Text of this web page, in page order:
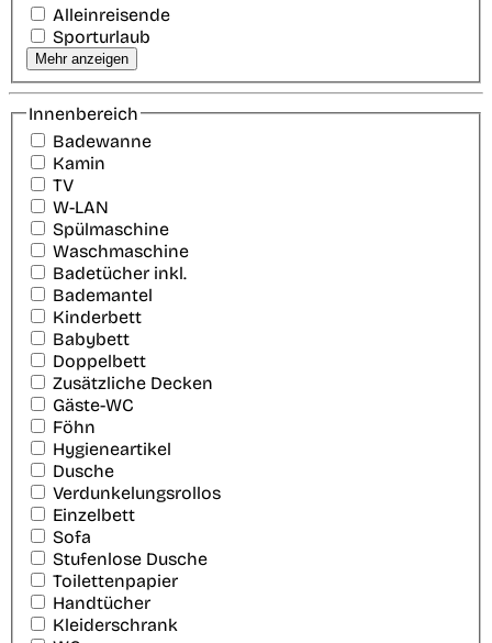
Alleinreisende
Sporturlaub
Mehr anzeigen
Innenbereich
Badewanne
Kamin
TV
W-LAN
Spülmaschine
Waschmaschine
Badetücher inkl.
Bademantel
Kinderbett
Babybett
Doppelbett
Zusätzliche Decken
Gäste-WC
Föhn
Hygieneartikel
Dusche
Verdunkelungsrollos
Einzelbett
Sofa
Stufenlose Dusche
Toilettenpapier
Handtücher
Kleiderschrank